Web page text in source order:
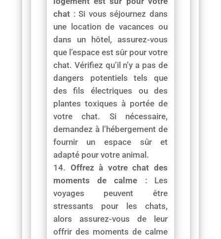
chat: Si vous séjournez dans
une location de vacances ou
dans un hôtel, assurez-vous
que l’espace est sûr pour votre
chat. Vérifiez qu’il n’y a pas de
dangers potentiels tels que
des fils électriques ou des
plantes toxiques à portée de
votre chat. Si nécessaire,
demandez à l’hébergement de
fournir un espace sûr et
adapté pour votre animal.
Offrez à votre chat des
moments de calme : Les
voyages peuvent être
stressants pour les chats,
alors assurez-vous de leur
offrir des moments de calme